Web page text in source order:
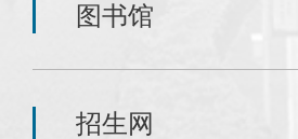
图书馆
招生网